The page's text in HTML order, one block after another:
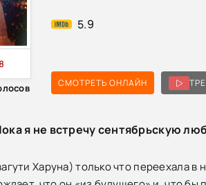
5.9
СМОТРЕТЬ ОНЛАЙН
я не встречу сентябрьскую
Харуна) только что переехала